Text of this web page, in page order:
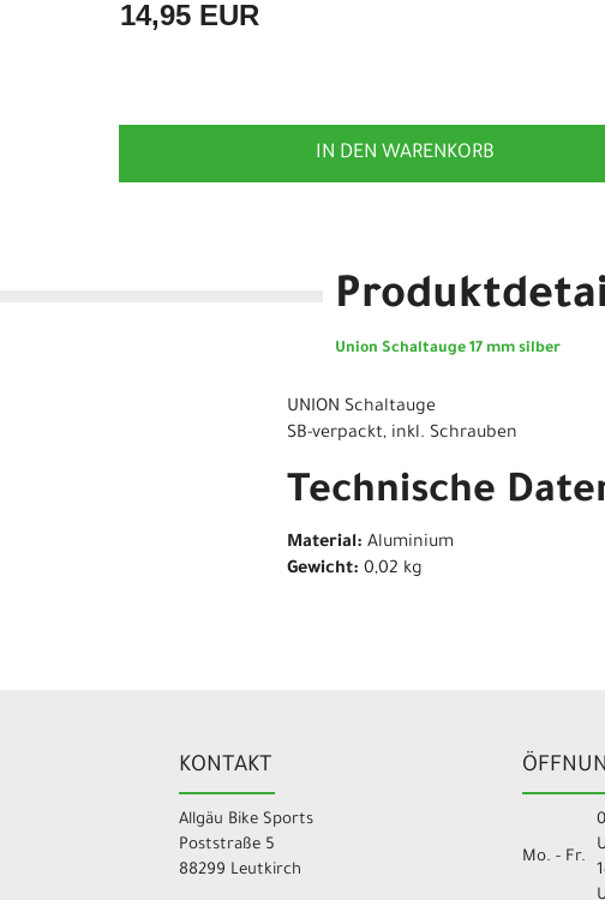
14,95 EUR
IN DEN WARENKORB
Union Schaltauge 17 mm silber
UNION Schaltauge
SB-verpackt, inkl. Schrauben
Technische
Material: Aluminium
Gewicht: 0,02 kg
KONTAKT
Allgäu Bike Sports
Poststraße 5
88299 Leutkirch
Mo. - Fr.